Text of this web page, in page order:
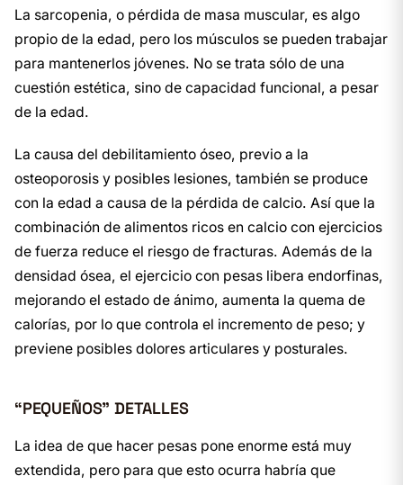
La sarcopenia, o pérdida de masa muscular, es algo
propio de la edad, pero los músculos se pueden trabajar
para mantenerlos jóvenes. No se trata sólo de una
cuestión estética, sino de capacidad funcional, a pesar
de la edad.
La causa del debilitamiento óseo, previo a la
osteoporosis y posibles lesiones, también se produce
con la edad a causa de la pérdida de calcio. Así que la
combinación de alimentos ricos en calcio con ejercicios
de fuerza reduce el riesgo de fracturas. Además de la
densidad ósea, el ejercicio con pesas libera endorfinas,
mejorando el estado de ánimo, aumenta la quema de
calorías, por lo que controla el incremento de peso; y
previene posibles dolores articulares y posturales.
“PEQUEÑOS” DETALLES
La idea de que hacer pesas pone enorme está muy
extendida, pero para que esto ocurra habría que